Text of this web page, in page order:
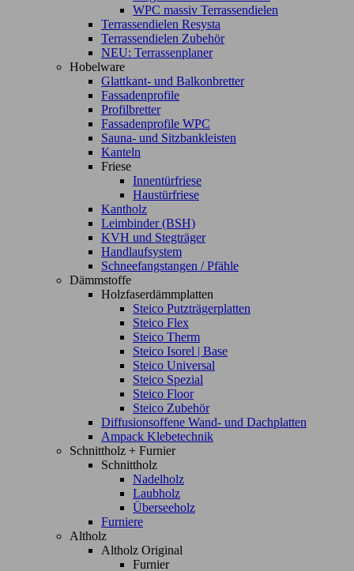
WPC massiv Terrassendielen
Terrassendielen Resysta
Terrassendielen Zubehör
NEU: Terrassenplaner
Hobelware
Glattkant- und Balkonbretter
Fassadenprofile
Profilbretter
Fassadenprofile WPC
Sauna- und Sitzbankleisten
Kanteln
Friese
Innentürfriese
Haustürfriese
Kantholz
Leimbinder (BSH)
KVH und Stegträger
Handlaufsystem
Schneefangstangen / Pfähle
Dämmstoffe
Holzfaserdämmplatten
Steico Putzträgerplatten
Steico Flex
Steico Therm
Steico Isorel | Base
Steico Universal
Steico Spezial
Steico Floor
Steico Zubehör
Diffusionsoffene Wand- und Dachplatten
Ampack Klebetechnik
Schnittholz + Furnier
Schnittholz
Nadelholz
Laubholz
Überseeholz
Furniere
Altholz
Altholz Original
Furnier